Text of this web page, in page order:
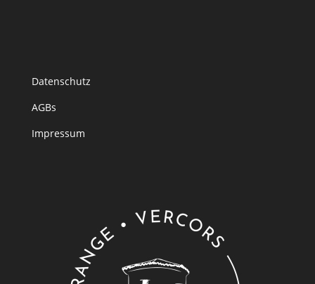
Datenschutz
AGBs
Impressum